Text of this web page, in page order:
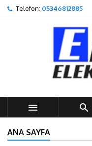
Telefon: 05346812885
 
ANA SAYFA